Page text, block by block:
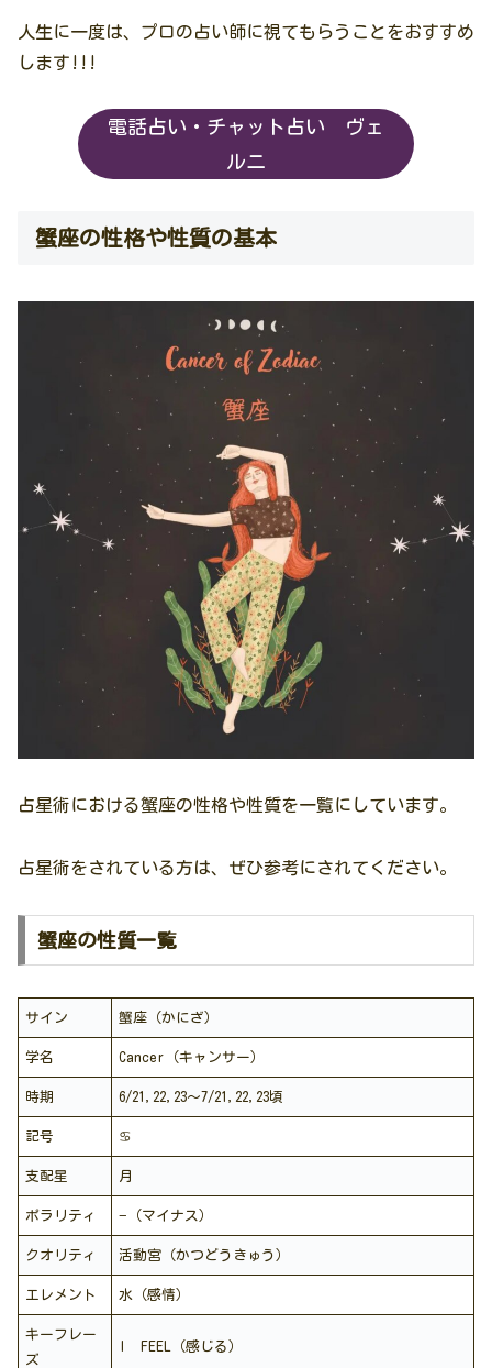
人生に一度は、プロの占い師に視てもらうことをおすすめ
します!!!
電話占い・チャット占い ヴェ
ルニ
蟹座の性格や性質の基本
占星術における蟹座の性格や性質を一覧にしています。
占星術をされている方は、ぜひ参考にされてください。
蟹座の性質一覧
サイン 蟹座（かにざ）
学名 Cancer（キャンサー）
時期 6/21,22,23〜7/21,22,23頃
記号 ♋️
支配星 月
ポラリティ −（マイナス）
クオリティ 活動宮（かつどうきゅう）
エレメント 水（感情）
キーフレー
ズ
I FEEL（感じる）